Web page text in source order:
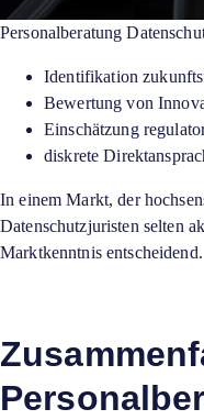
Personalberatung
Identifikation
Bewertung von
Einschätzung
diskrete
In einem Markt, der
Datenschutzjuristen selten
Marktkenntnis entscheidend.